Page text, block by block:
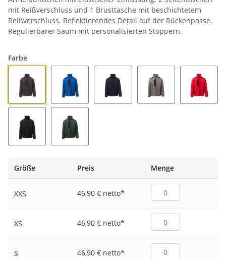
mit Reißverschluss und 1 Brusttasche mit beschichtetem
Reißverschluss. Reflektierendes Detail auf der Rückenpasse.
Regulierbarer Saum mit personalisierten Stoppern.
Farbe
ANTHRAZIT/SCHWARZKÖNIGSBLAU/SCHWARZ
Größe
Preis Menge
XXS 46,90 € netto*
XS 46,90 € netto*
S 46,90 € netto*